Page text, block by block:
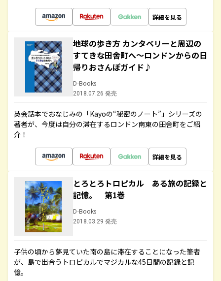
詳細を見る
地球の歩き方 カンタベリーと周辺の
すてきな田舎町へ～ロンドンからの日
帰りおさんぽガイド♪
D-Books
2018.07.26 発売
英会話本でおなじみの「Kayoの“秘密のノート”」シリーズの
著者が、今度は自分の滞在するロンドン南東の田舎町をご紹
介！
詳細を見る
とろとろトロピカル ある旅の記録と
記憶。 第1巻
D-Books
2018.03.29 発売
子供の頃から夢見ていた南の島に滞在することになった筆者
が、島で出合うトロピカルでマジカルな45日間の記録と記
憶。